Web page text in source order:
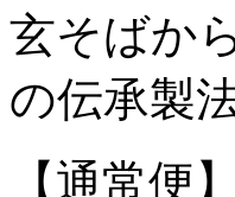
玄そばか
の伝承製
【通常便